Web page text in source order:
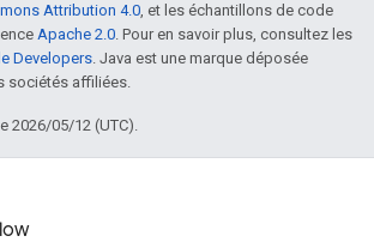
Attribution 4.0, et les échantillons de code
Apache 2.0. Pour en savoir plus, consultez les
Developers. Java est une marque déposée
sociétés affiliées.
2026/05/12 (UTC).